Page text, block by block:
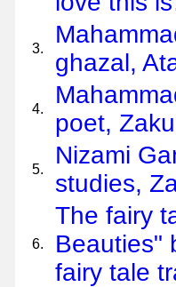
3.
ghazal,
4.
poet,
5.
Nizami
studies,
6.
The fairy
Beauties"
fairy tale